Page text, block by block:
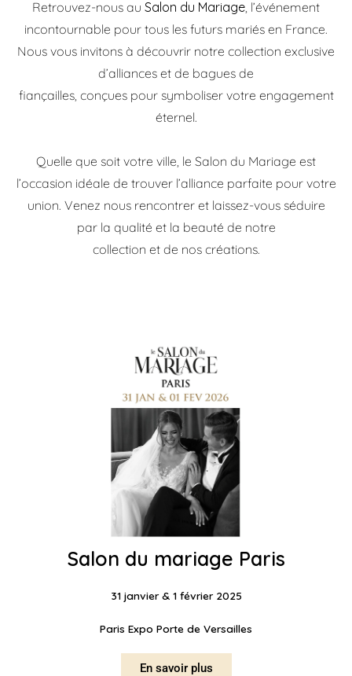
Retrouvez-nous au Salon du Mariage, l’événement
incontournable pour tous les futurs mariés en France.
Nous vous invitons à découvrir notre collection exclusive
d’alliances et de bagues de
fiançailles, conçues pour symboliser votre engagement
éternel.
Quelle que soit votre ville, le Salon du Mariage est
l’occasion idéale de trouver l’alliance parfaite pour votre
union. Venez nous rencontrer et laissez-vous séduire
par la qualité et la beauté de notre
collection et de nos créations.
Salon du mariage Paris
31 janvier & 1 février 2025
Paris Expo Porte de Versailles
En savoir plus